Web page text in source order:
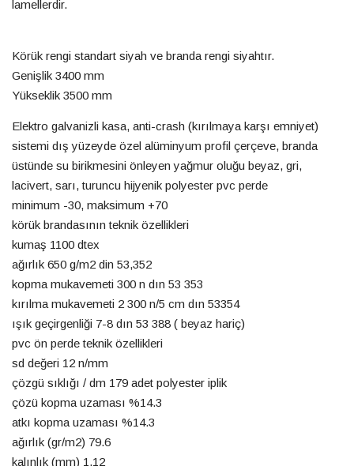
lamellerdir.
Körük rengi standart siyah ve branda rengi siyahtır.
Genişlik 3400 mm
Yükseklik 3500 mm
Elektro galvanizli kasa, anti-crash (kırılmaya karşı emniyet)
sistemi dış yüzeyde özel alüminyum profil çerçeve, branda
üstünde su birikmesini önleyen yağmur oluğu beyaz, gri,
lacivert, sarı, turuncu hijyenik polyester pvc perde
minimum -30, maksimum +70
körük brandasının teknik özellikleri
kumaş 1100 dtex
ağırlık 650 g/m2 din 53,352
kopma mukavemeti 300 n dın 53 353
kırılma mukavemeti 2 300 n/5 cm dın 53354
ışık geçirgenliği 7-8 dın 53 388 ( beyaz hariç)
pvc ön perde teknik özellikleri
sd değeri 12 n/mm
çözgü sıklığı / dm 179 adet polyester iplik
çözü kopma uzaması %14.3
atkı kopma uzaması %14.3
ağırlık (gr/m2) 79.6
kalınlık (mm) 1.12